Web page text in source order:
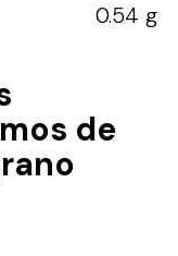
0.54 g
de